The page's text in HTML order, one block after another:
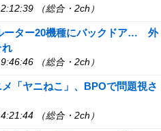
（総合・2ch）
ーター20機種にバックドア… 外
れ
（総合・2ch）
メ「ヤニねこ」、BPOで問題視さ
（総合・2ch）